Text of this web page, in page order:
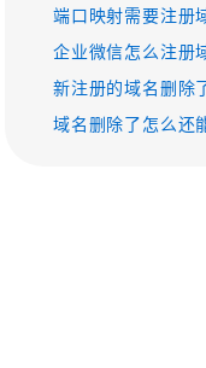
端口映射需要注
企业微信怎么注
新注册的域名删
域名删除了怎么